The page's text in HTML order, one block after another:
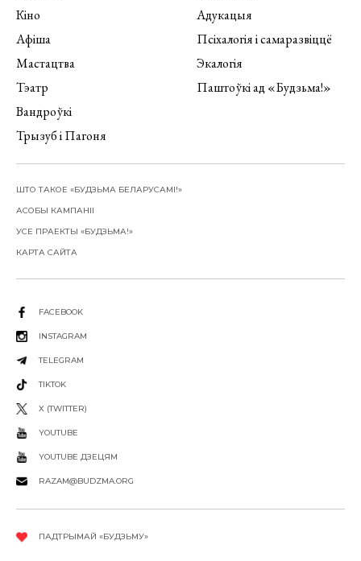
Кіно
Афіша
Мастацтва
Тэатр
Вандроўкі
Трызуб і Пагоня
Адукацыя
Псіхалогія і самаразвіццё
Экалогія
Паштоўкі ад «Будзьма!»
ШТО ТАКОЕ «БУДЗЬМА БЕЛАРУСАМІ!»
АСОБЫ КАМПАНІІ
УСЕ ПРАЕКТЫ «БУДЗЬМА!»
КАРТА САЙТА
FACEBOOK
INSTAGRAM
TELEGRAM
TIKTOK
X (TWITTER)
YOUTUBE
YOUTUBE ДЗЕЦЯМ
RAZAM@BUDZMA.ORG
ПАДТРЫМАЙ «БУДЗЬМУ»